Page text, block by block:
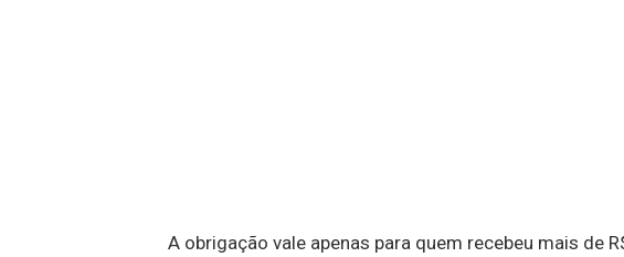
A obrigação vale apenas para quem recebeu mais de